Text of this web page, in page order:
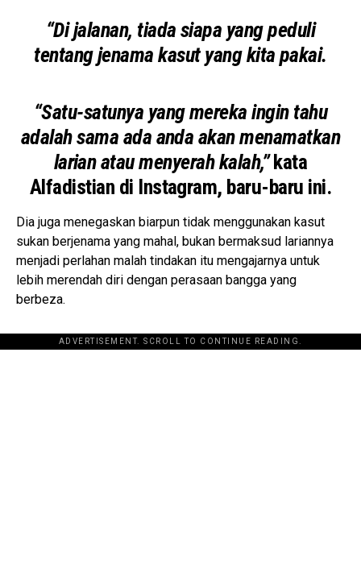
“Di jalanan, tiada siapa yang peduli
tentang jenama kasut yang kita pakai.
“Satu-satunya yang mereka ingin tahu
adalah sama ada anda akan menamatkan
larian atau menyerah kalah,”kata
Alfadistian di Instagram, baru-baru ini.
Dia juga menegaskan biarpun tidak menggunakan kasut
sukan berjenama yang mahal, bukan bermaksud lariannya
menjadi perlahan malah tindakan itu mengajarnya untuk
lebih merendah diri dengan perasaan bangga yang
berbeza.
ADVERTISEMENT. SCROLL TO CONTINUE READING.